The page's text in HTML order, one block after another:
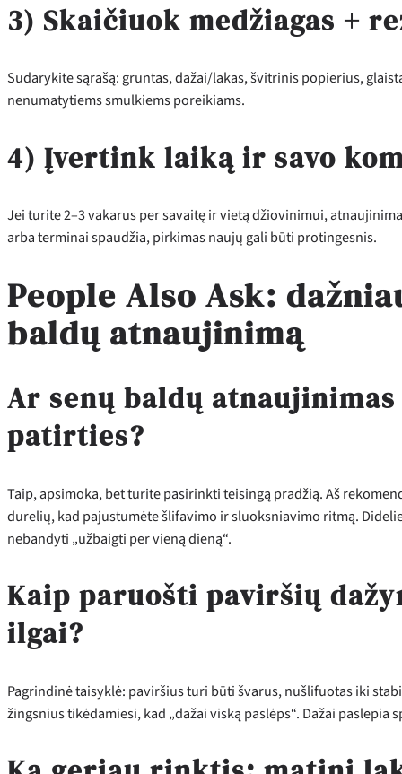
3) Skaičiuok medžiagas +
Sudarykite sąrašą: gruntas, dažai/lakas, švitrinis popierius,
nenumatytiems smulkiems poreikiams.
4) Įvertink laiką ir savo
Jei turite 2–3 vakarus per savaitę ir vietą džiovinimui,
arba terminai spaudžia, pirkimas naujų gali būti protingesnis.
People Also Ask:
baldų atnaujinimą
Ar senų baldų
patirties?
Taip, apsimoka, bet turite pasirinkti teisingą pradžią. Aš
durelių, kad pajustumėte šlifavimo ir sluoksniavimo ritmą.
nebandyti „užbaigti per vieną dieną“.
Kaip paruošti paviršių
ilgai?
Pagrindinė taisyklė: paviršius turi būti švarus, nušlifuotas iki
žingsnius tikėdamiesi, kad „dažai viską paslėps“. Dažai paslepia